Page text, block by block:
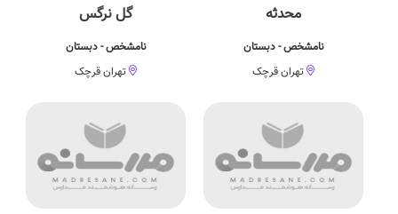
محدثه
نامشخص - دبستان
تهران قرچک
گل نرگس
نامشخص - دبستان
تهران قرچک